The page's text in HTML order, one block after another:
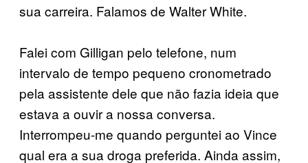
sua carreira. Falamos de Walter White.
Falei com Gilligan pelo telefone, num
intervalo de tempo pequeno cronometrado
pela assistente dele que não fazia ideia que
estava a ouvir a nossa conversa.
Interrompeu-me quando perguntei ao Vince
qual era a sua droga preferida. Ainda assim,